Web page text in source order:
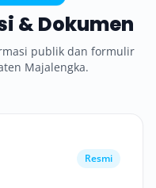
& Dokumen
publik dan formulir
Majalengka.
Resmi